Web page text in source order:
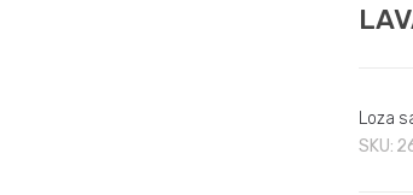
Loza
SKU: